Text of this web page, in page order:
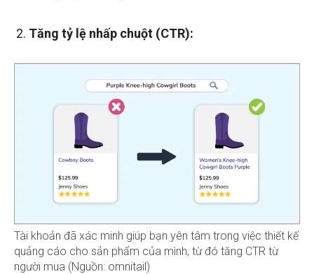
Tăng tỷ lệ nhấp chuột (CTR):
Tài khoản đã xác minh giúp bạn yên tâm trong việc thiết kế
quảng cáo cho sản phẩm của mình, từ đó tăng CTR từ
người mua (Nguồn: omnitail)